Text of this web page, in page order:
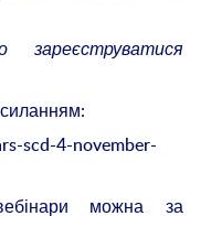
зареєструватися
scd-4-november-
можна за